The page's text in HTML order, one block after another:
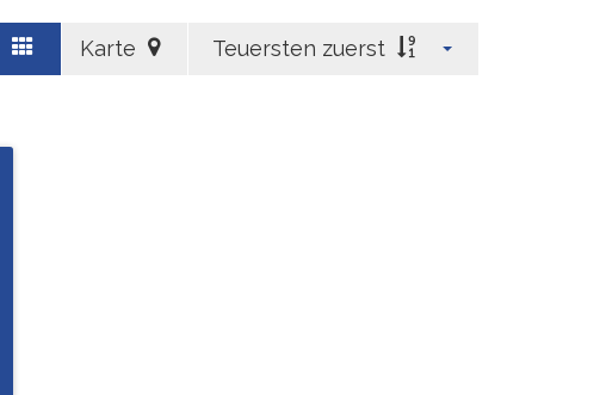
Karte Teuersten zuerst